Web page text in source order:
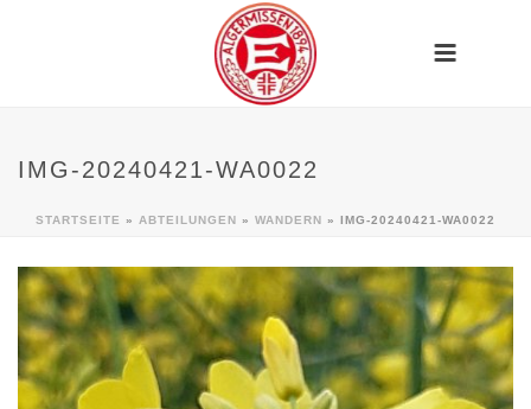
IMG-20240421-WA0022
STARTSEITE » ABTEILUNGEN » WANDERN » IMG-20240421-WA0022